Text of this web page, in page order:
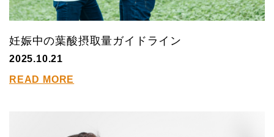
妊娠中の葉酸摂取量ガイドライン
2025.10.21
READ MORE